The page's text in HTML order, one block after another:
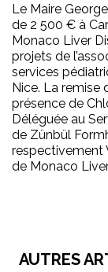
Le Maire
de 2 500 € à
Monaco Liver
projets de
services
Nice. La remise
présence de
Déléguée au
de Zünbül
respectivement
de Monaco
AUTRES